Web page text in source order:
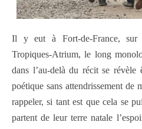
Il y eut à Fort-de-France, sur
Tropiques-Atrium, le long
dans l’au-delà du récit se
poétique sans attendrissement
rappeler, si tant est que cela se
partent de leur terre natale